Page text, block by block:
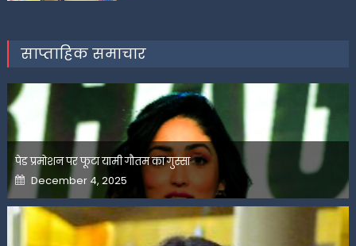
साप्ताहिक समाचार
पेड प्रमोशन पर फूटा यामी गौतम का गुस्सा
Posted
on
December 4, 2025